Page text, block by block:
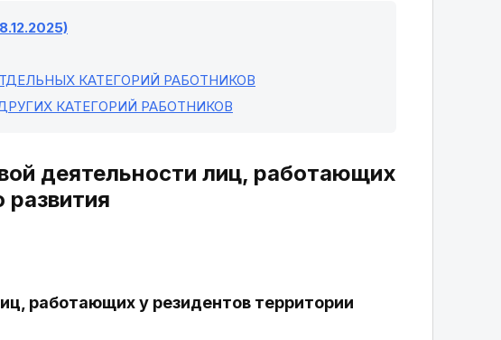
КАТЕГОРИЙ РАБОТНИКОВ
КАТЕГОРИЙ РАБОТНИКОВ
деятельности лиц, работающих
работающих у резидентов территории